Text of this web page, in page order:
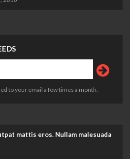
to your email a few times a month.
mattis eros. Nullam malesuada